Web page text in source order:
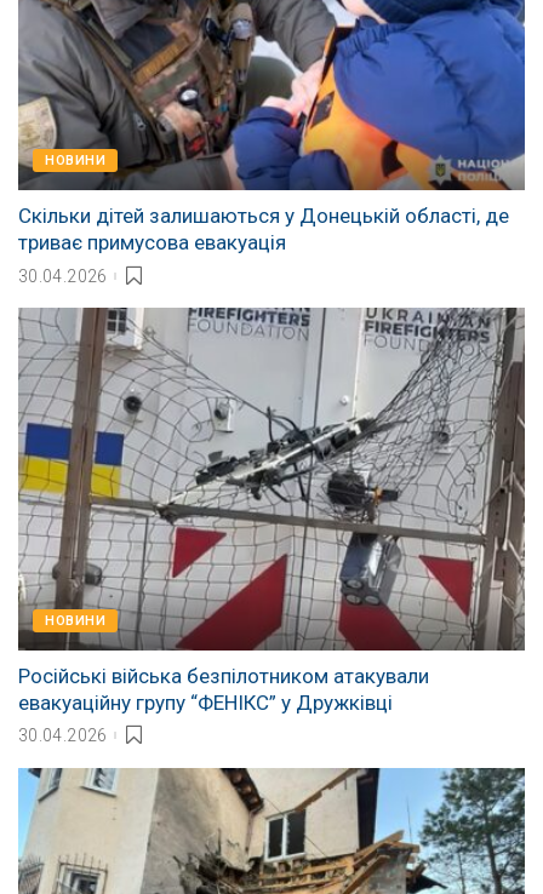
НОВИНИ
Скільки дітей залишаються у Донецькій області, де
триває примусова евакуація
30.04.2026
НОВИНИ
Російські війська безпілотником атакували
евакуаційну групу “ФЕНІКС” у Дружківці
30.04.2026